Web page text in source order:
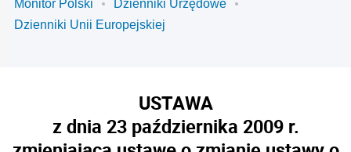
Monitor Polski
Dzienniki Urzędowe
Dzienniki Unii Europejskiej
USTAWA
z dnia 23 października 2009 r.